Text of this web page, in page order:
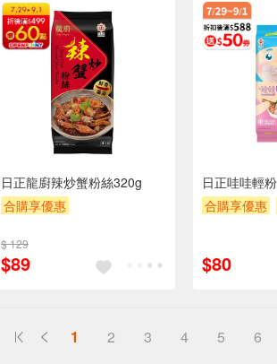
日正龍廚辣炒蟹粉絲320g
合購享優惠
贈$200
$ 129
$89
日正哇哇輕
合購享優惠
$80
1 2 3 4 5 6